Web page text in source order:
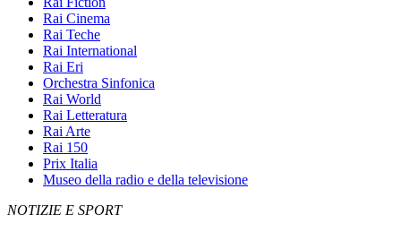
Rai Cinema
Rai Teche
Rai International
Rai Eri
Orchestra Sinfonica
Rai World
Rai Letteratura
Rai Arte
Rai 150
Prix Italia
Museo della radio e della televisione
NOTIZIE E SPORT